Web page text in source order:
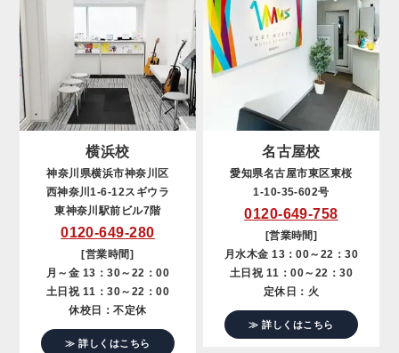
横浜校
神奈川県横浜市神奈川区
西神奈川1-6-12スギウラ
東神奈川駅前ビル7階
0120-649-280
[営業時間]
月～金 13：30～22：00
土日祝 11：30～22：00
休校日：不定休
≫ 詳しくはこちら
名古屋校
愛知県名古屋市東区東桜
1-10-35-602号
0120-649-758
[営業時間]
月水木金 13：00～22：30
土日祝 11：00～22：30
定休日：火
≫ 詳しくはこちら